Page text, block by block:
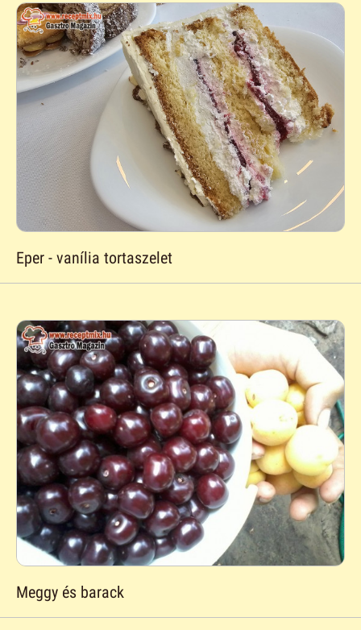
Eper - vanília tortaszelet
Meggy és barack